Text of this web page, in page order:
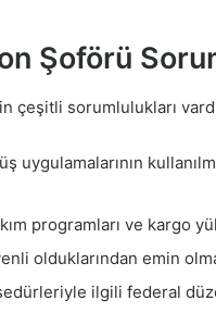
Şoförü
çeşitli sorumlulukları
uygulamalarının
programları ve kargo
olduklarından emin
ilgili federal